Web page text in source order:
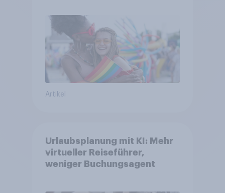
Artikel
Urlaubsplanung mit KI: Mehr
virtueller Reiseführer,
weniger Buchungsagent